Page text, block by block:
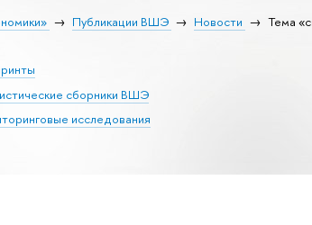
Публикации ВШЭ Новости Тема
сборники ВШЭ
исследования